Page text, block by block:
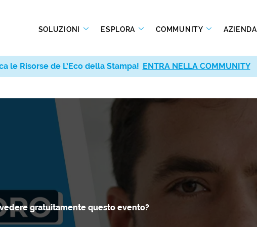
SOLUZIONI ESPLORA COMMUNITY AZIENDA
gratuitamente questo evento?
le Risorse de L’Eco della Stampa! ENTRA NELLA COMMUNITY
le Risorse de L’Eco della Stampa! ENTRA NELLA COMMUNITY